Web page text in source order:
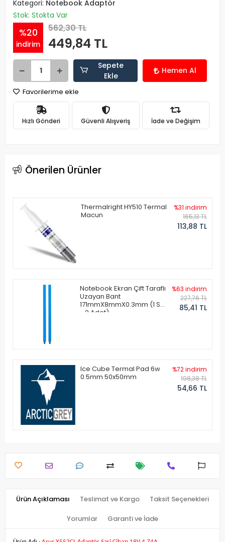
Kategori: Notebook Adaptör
Stok: Stokta Var
%20
indirim
562,30 TL
449,84 TL
Sepete
Ekle
Hemen Al
Favorilerime ekle
Hızlı Gönderi Güvenli Alışveriş İade ve Değişim
Önerilen Ürünler
Thermalright HY510 Termal
Macun
%31 indirim
165,13 TL
113,88 TL
Notebook Ekran Çift Taraflı
Uzayan Bant
171mmX8mmX0.3mm (1 Set
- 2 Adet)
%63 indirim
227,76 TL
85,41 TL
Ice Cube Termal Pad 6w
0.5mm 50x50mm
%72 indirim
198,38 TL
54,66 TL
Ürün Açıklaması Teslimat ve Kargo Taksit Seçenekleri
Yorumlar Garanti ve İade